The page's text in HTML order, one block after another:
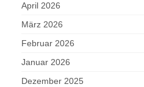
April 2026
März 2026
Februar 2026
Januar 2026
Dezember 2025